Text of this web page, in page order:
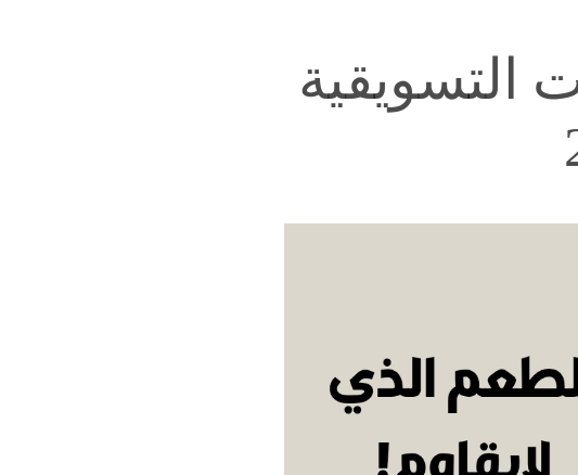
التسويقية